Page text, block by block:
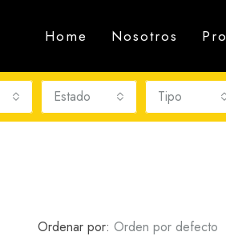
Home Nosotros
Estado Tipo
Ordenar por: Orden por defecto